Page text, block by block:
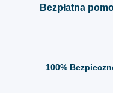
Bezpłatna
100%